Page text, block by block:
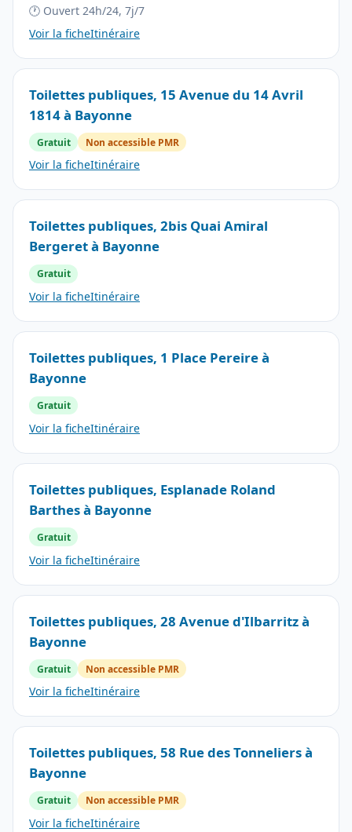
🕐 Ouvert 24h/24, 7j/7
Voir la ficheItinéraire
Toilettes publiques, 15 Avenue du 14 Avril
1814 à Bayonne
Gratuit Non accessible PMR
Voir la ficheItinéraire
Toilettes publiques, 2bis Quai Amiral
Bergeret à Bayonne
Gratuit
Voir la ficheItinéraire
Toilettes publiques, 1 Place Pereire à
Bayonne
Gratuit
Voir la ficheItinéraire
Toilettes publiques, Esplanade Roland
Barthes à Bayonne
Gratuit
Voir la ficheItinéraire
Toilettes publiques, 28 Avenue d'Ilbarritz à
Bayonne
Gratuit Non accessible PMR
Voir la ficheItinéraire
Toilettes publiques, 58 Rue des Tonneliers à
Bayonne
Gratuit Non accessible PMR
Voir la ficheItinéraire